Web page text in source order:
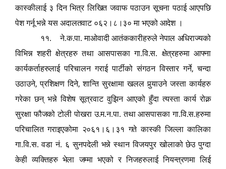
कास्कीलाई ३ दिन भित्र लिखित जवाफ पठाउन सूचना पठाई आएपछि
पेश गर्नू भन्ने यस अदालतवाट ०६२।८।३० मा भएको आदेश ।
११. ने.क.पा. माओवादी आतंककारीहरुले नेपाल अधिराज्यको
विभिन्न शहरी क्षेत्रहरु तथा आसपासका गा.वि.स. क्षेत्रहरुमा आफ्ना
कार्यकर्ताहरुलाई परिचालन गराई पार्टीको संगठन विस्तार गर्ने,चन्दा
उठाउने,प्रशिक्षण दिने,शान्ति सुरक्षामा खलल पुर्‍याउने जस्ता कार्यहरु
गरेका छन् भन्ने विशेष सूत्रवाट वुझिन आएको हुँदा त्यस्ता कार्य रोक्न
सुरक्षा फौजको टोली पोखरा उ.म.न.पा. तथा आसपासका गा.वि.स.हरुमा
परिचालित गराइएकोमा २०६१।६।३१ गते कास्की जिल्ला कालिका
गा.वि.स. वडा नं. ६ सुनपदेली भन्ने स्थान विजयपुर खोलाको छेउ पुग्दा
केही व्यक्तिहरु भेला जम्मा भएको र निजहरुलाई नियन्त्रणमा लिई